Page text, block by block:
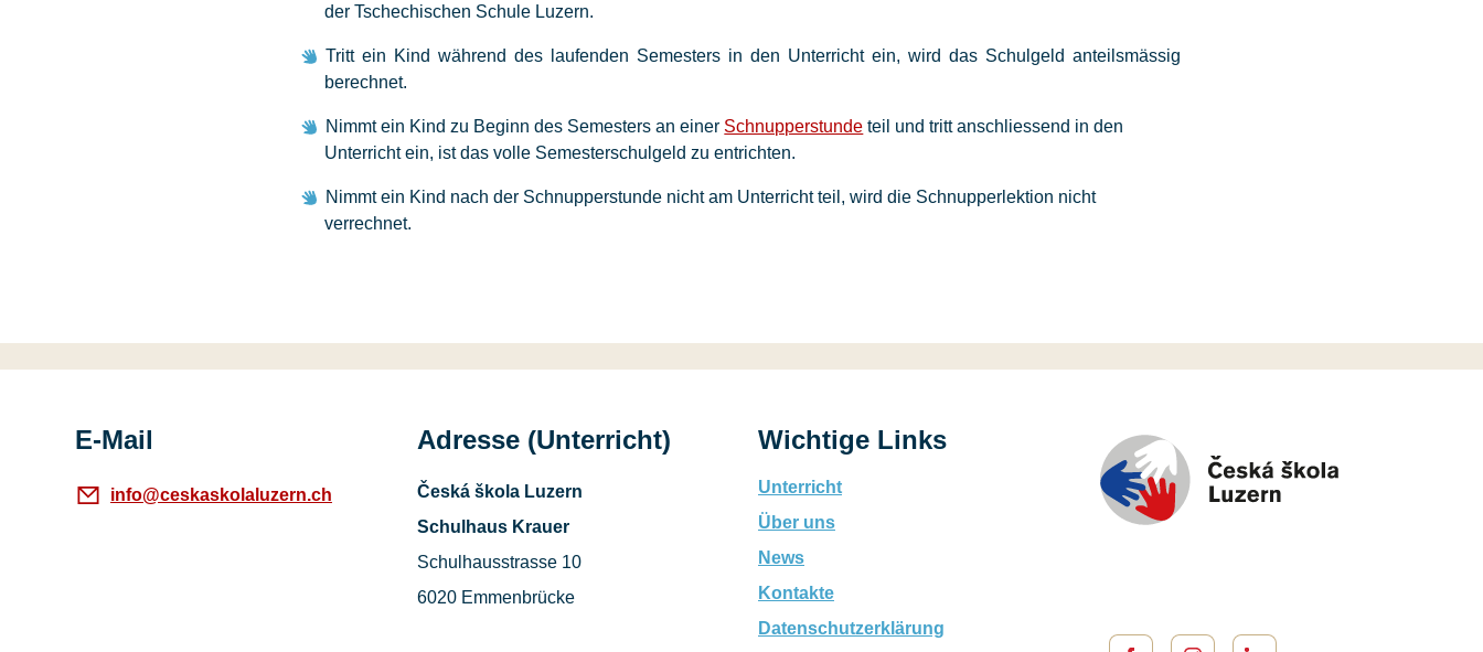
der Tschechischen Schule Luzern.
Tritt ein Kind während des laufenden Semesters in den Unterricht ein, wird das Schulgeld anteilsmässig
berechnet.
Nimmt ein Kind zu Beginn des Semesters an einer Schnupperstunde teil und tritt anschliessend in den
Unterricht ein, ist das volle Semesterschulgeld zu entrichten.
Nimmt ein Kind nach der Schnupperstunde nicht am Unterricht teil, wird die Schnupperlektion nicht
verrechnet.
E-Mail
info@ceskaskolaluzern.ch
Adresse (Unterricht)
Česká škola Luzern
Schulhaus Krauer
Schulhausstrasse 10
6020 Emmenbrücke
Wichtige Links
Unterricht
Über uns
News
Kontakte
Datenschutzerklärung